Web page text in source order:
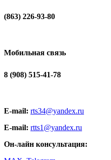
(863) 226-93-80
Мобильная связь
8 (908) 515-41-78
E-mail: rts34@yandex.ru
E-mail: rtts1@yandex.ru
Он-лайн консультация: